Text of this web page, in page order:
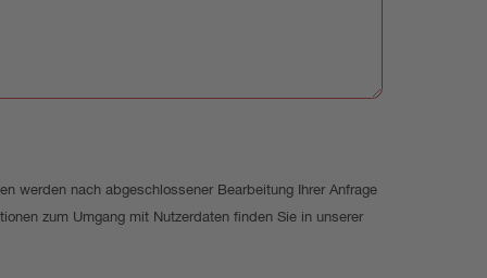
werden nach abgeschlossener Bearbeitung Ihrer Anfrage
zum Umgang mit Nutzerdaten finden Sie in unserer